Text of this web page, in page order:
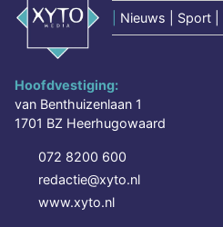
Nieuws | Sport |
Hoofdvestiging:
van Benthuizenlaan 1
1701 BZ Heerhugowaard
072 8200 600
redactie@xyto.nl
www.xyto.nl